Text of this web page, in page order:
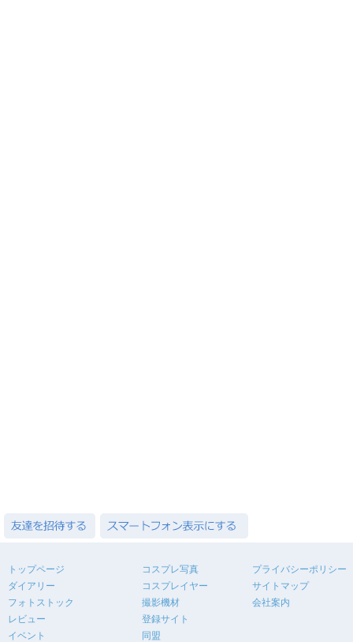
トップページ
ダイアリー
フォトストック
レビュー
イベント
コスプレ写真
コスプレイヤー
撮影機材
登録サイト
同盟
プライバシーポリシー
サイトマップ
会社案内